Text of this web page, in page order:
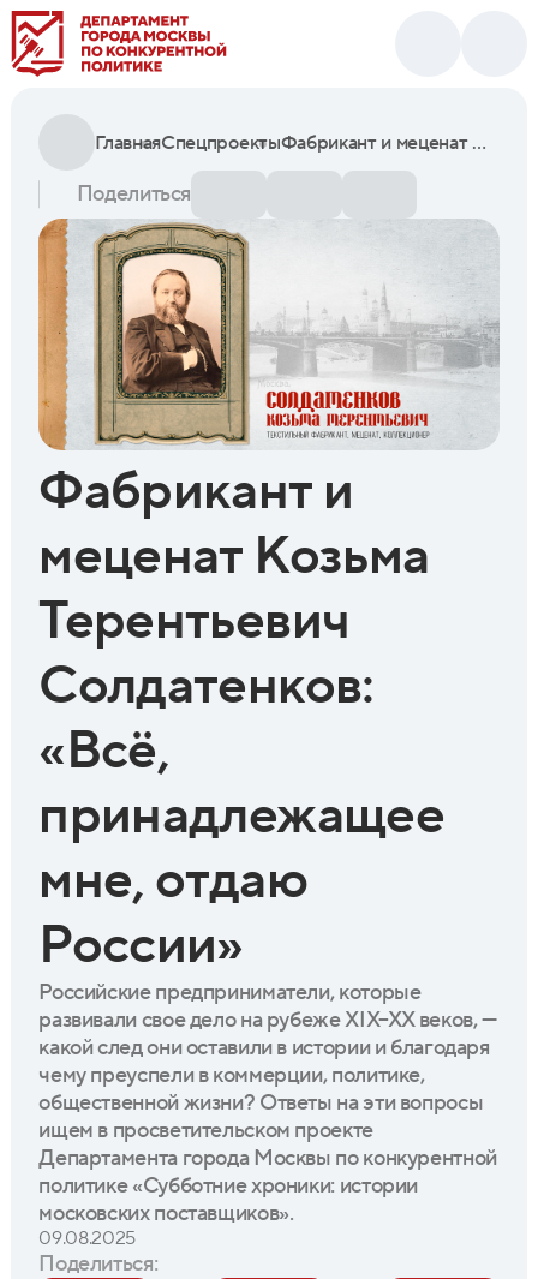
ГлавнаяСпецпроекты Фабрикант и меценат Козьма Терентьевич Солдатенков: «Всё, принадлежащее мне, отдаю России»
Поделиться
Фабрикант и
меценат Козьма
Терентьевич
Солдатенков:
«Всё,
принадлежащее
мне, отдаю
России»
Российские предприниматели, которые
развивали свое дело на рубеже XIX–XX веков, —
какой след они оставили в истории и благодаря
чему преуспели в коммерции, политике,
общественной жизни? Ответы на эти вопросы
ищем в просветительском проекте
Департамента города Москвы по конкурентной
политике «Субботние хроники: истории
московских поставщиков».
09.08.2025
Поделиться: